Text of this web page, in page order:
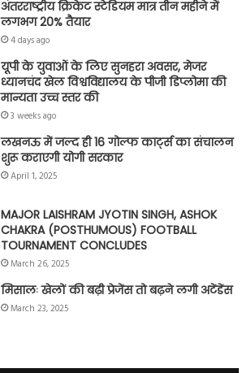
अंतरराष्ट्रीय क्रिकेट स्टेडियम मात्र तीन महीने में
लगभग 20% तैयार
4 days ago
यूपी के युवाओं के लिए सुनहरा अवसर, मेजर
ध्यानचंद खेल विश्वविद्यालय के पीजी डिप्लोमा की
मान्यता उच्च स्तर की
3 weeks ago
लखनऊ में जल्द ही 16 गोल्फ कार्ट्स का संचालन
शुरू कराएगी योगी सरकार
April 1, 2025
MAJOR LAISHRAM JYOTIN SINGH, ASHOK
CHAKRA (POSTHUMOUS) FOOTBALL
TOURNAMENT CONCLUDES
March 26, 2025
मिसालः खेलों की बढ़ी प्रेजेंस तो बढ़ने लगी अटेंडेंस
March 23, 2025